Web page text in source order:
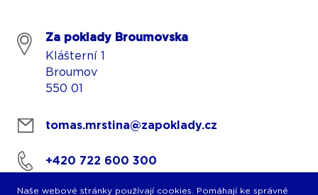
Za poklady Broumovska
Klášterní 1
Broumov
550 01
tomas.mrstina@zapoklady.cz
+420 722 600 300
Naše webové stránky používají cookies. Pomáhají ke správné